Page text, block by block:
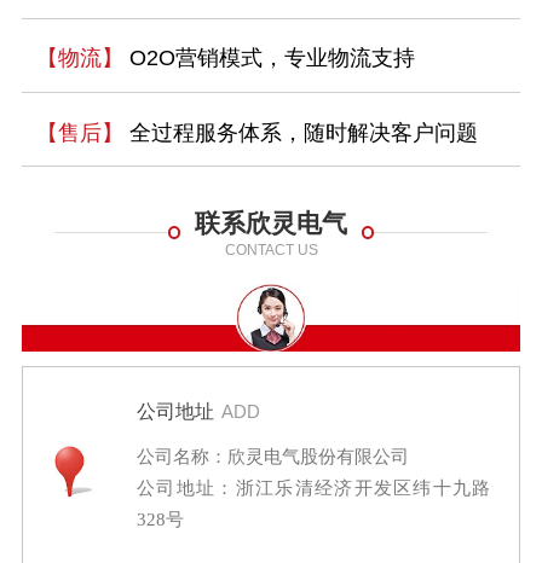
【物流】 O2O营销模式，专业物流支持
【售后】 全过程服务体系，随时解决客户问题
联系欣灵电气
CONTACT US
公司地址 ADD
公司名称：欣灵电气股份有限公司
公司地址：浙江乐清经济开发区纬十九路
328号